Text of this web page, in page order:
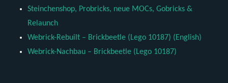
Steinchenshop, Probricks, neue MOCs, Gobricks &
Relaunch
Webrick-Rebuilt – Brickbeetle (Lego 10187) (English)
Webrick-Nachbau – Brickbeetle (Lego 10187)